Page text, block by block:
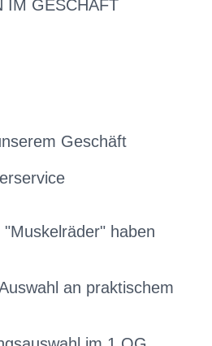
IM GESCHÄFT
Geschäft
haben
an praktischem